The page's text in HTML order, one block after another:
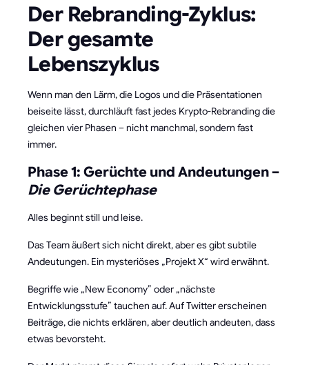
Der Rebranding-Zyklus:
Der gesamte
Lebenszyklus
Wenn man den Lärm, die Logos und die Präsentationen
beiseite lässt, durchläuft fast jedes Krypto-Rebranding die
gleichen vier Phasen – nicht manchmal, sondern fast
immer.
Phase 1: Gerüchte und Andeutungen –
Die Gerüchtephase
Alles beginnt still und leise.
Das Team äußert sich nicht direkt, aber es gibt subtile
Andeutungen. Ein mysteriöses „Projekt X“ wird erwähnt.
Begriffe wie „New Economy” oder „nächste
Entwicklungsstufe” tauchen auf. Auf Twitter erscheinen
Beiträge, die nichts erklären, aber deutlich andeuten, dass
etwas bevorsteht.